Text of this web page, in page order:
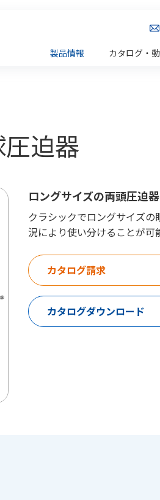
製品情報
カタログ・
迫器
ロングサイズの両頭圧迫器
クラシックでロングサイズ
況により使い分けることが可
カタログ請求
カタログダウンロード